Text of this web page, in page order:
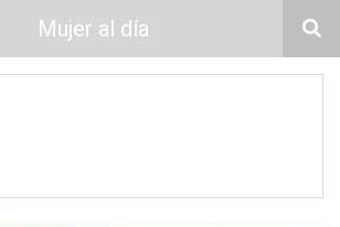
Mujer al día